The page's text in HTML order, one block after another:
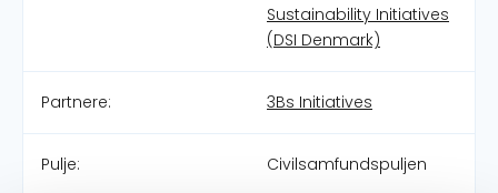
Sustainability Initiatives
(DSI Denmark)
Partnere: 3Bs Initiatives
Pulje: Civilsamfundspuljen